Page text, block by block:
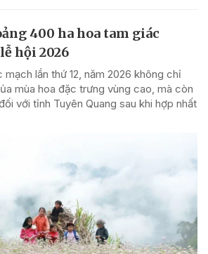
400 ha hoa tam giác
hội 2026
mạch lần thứ 12, năm 2026 không chỉ
mùa hoa đặc trưng vùng cao, mà còn
với tỉnh Tuyên Quang sau khi hợp nhất